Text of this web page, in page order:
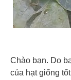
Chào bạn. Do
của hạt giống